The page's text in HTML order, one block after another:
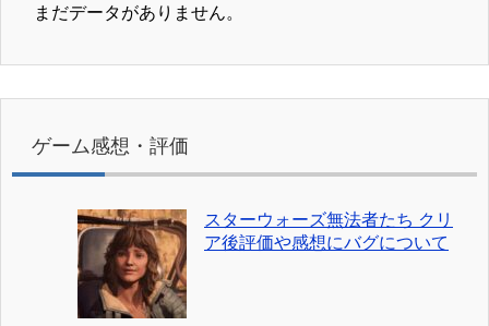
まだデータがありません。
ゲーム感想・評価
スターウォーズ無法者たち クリ
ア後評価や感想にバグについて